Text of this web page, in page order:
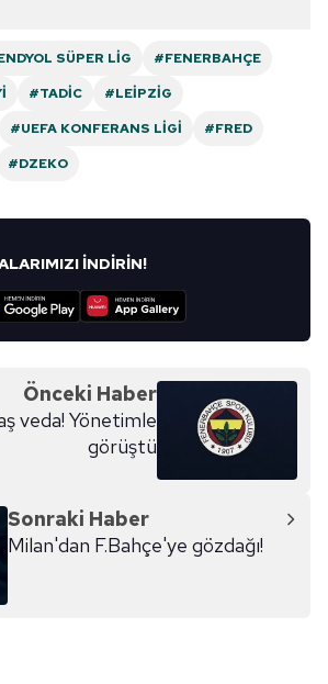
SÜPER LIG
#FENERBAHÇE
#TADIC
#LEIPZIG
#UEFA KONFERANS LIGI
#FRED
#DZEKO
İNDİRİN!
Önceki Haber
veda! Yönetimle
görüştü
Sonraki Haber
Milan'dan F.Bahçe'ye gözdağı!